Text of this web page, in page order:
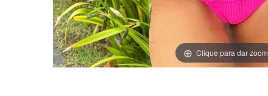
Clique para dar zoom